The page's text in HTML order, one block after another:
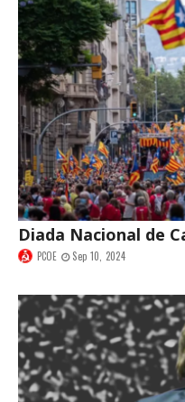
Diada Nacional de
PCOE Sep 10, 2024